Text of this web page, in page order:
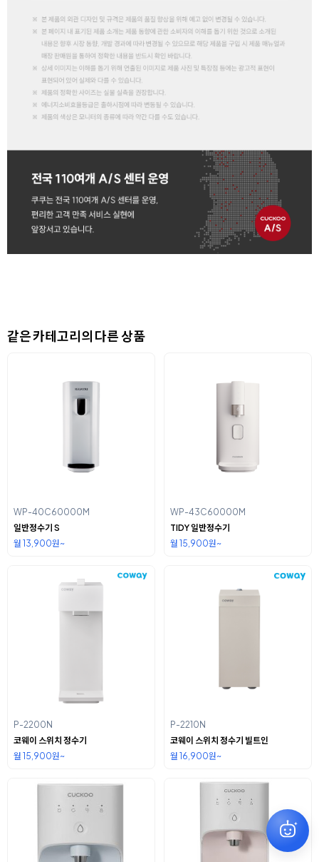
같은 카테고리의 다른 상품
WP-40C60000M
일반정수기 S
월 13,900원~
WP-43C60000M
TIDY 일반정수기
월 15,900원~
P-2200N
코웨이 스위치 정수기
월 15,900원~
P-2210N
코웨이 스위치 정수기 빌트인
월 16,900원~